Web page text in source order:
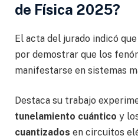
de Física 2025?
El acta del jurado indicó
por demostrar que los
manifestarse en sistemas
Destaca su trabajo
tunelamiento cuántico y
cuantizados en circuitos